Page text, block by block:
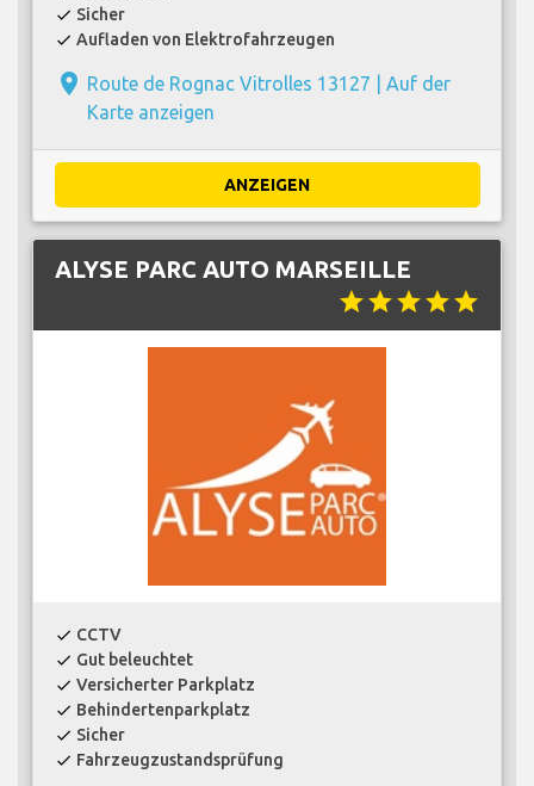
check Sicher
check Aufladen von Elektrofahrzeugen
place Route de Rognac Vitrolles 13127 | Auf der
Karte anzeigen
ANZEIGEN
ALYSE PARC AUTO MARSEILLE
starstarstarstarstar
check CCTV
check Gut beleuchtet
check Versicherter Parkplatz
check Behindertenparkplatz
check Sicher
check Fahrzeugzustandsprüfung